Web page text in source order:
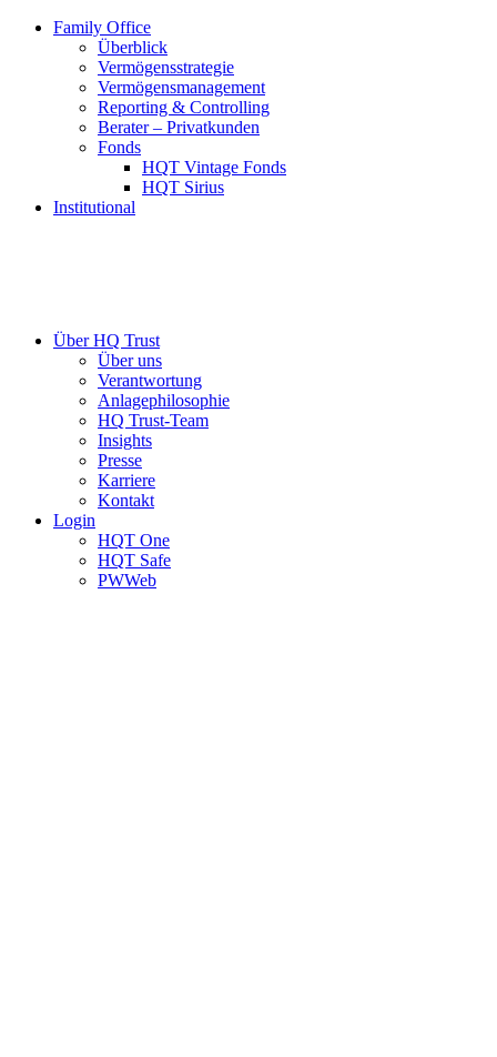
Family Office
Überblick
Vermögensstrategie
Vermögensmanagement
Reporting & Controlling
Berater – Privatkunden
Fonds
HQT Vintage Fonds
HQT Sirius
Institutional
Über HQ Trust
Über uns
Verantwortung
Anlagephilosophie
HQ Trust-Team
Insights
Presse
Karriere
Kontakt
Login
HQT One
HQT Safe
PWWeb